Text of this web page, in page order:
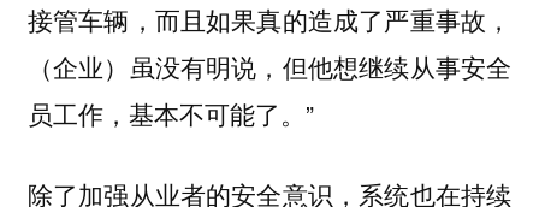
接管车辆，而且如果真的造成了严重事故，
（企业）虽没有明说，但他想继续从事安全
员工作，基本不可能了。”
除了加强从业者的安全意识，系统也在持续